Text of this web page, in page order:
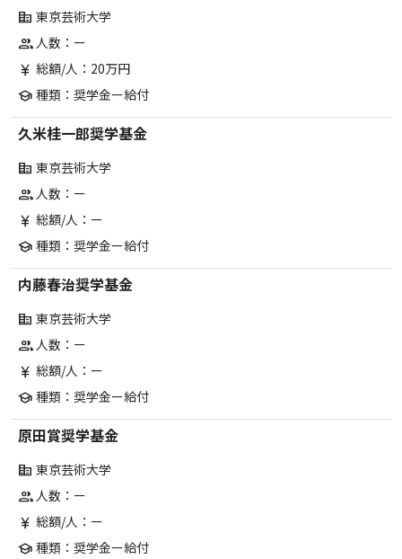
corporate_fare 東京芸術大学
group人数：ー
currency_yen 総額/人：20万円
school 種類：奨学金ー給付
久米桂一郎奨学基金
corporate_fare 東京芸術大学
group人数：ー
currency_yen 総額/人：ー
school 種類：奨学金ー給付
内藤春治奨学基金
corporate_fare 東京芸術大学
group人数：ー
currency_yen 総額/人：ー
school 種類：奨学金ー給付
原田賞奨学基金
corporate_fare 東京芸術大学
group人数：ー
currency_yen 総額/人：ー
school 種類：奨学金ー給付